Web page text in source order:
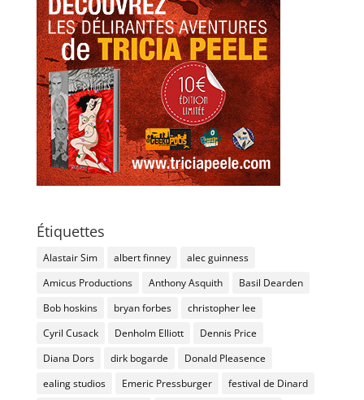
Étiquettes
Alastair Sim albert finney
alec guinness
Amicus Productions
Anthony Asquith
Basil Dearden
Bob hoskins
bryan forbes
christopher lee
Cyril Cusack
Denholm Elliott
Dennis Price
Diana Dors
dirk bogarde
Donald Pleasence
ealing studios
Emeric Pressburger
festival de Dinard